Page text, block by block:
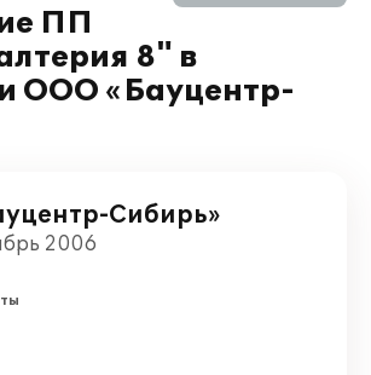
ПП
8" в
ООО «Бауцентр-
Сибирь»
2006